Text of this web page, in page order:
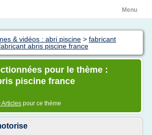
Menu
& vidéos : abri piscine > fabricant
abris piscine france
pour le thème :
piscine france
Articles pour ce thème